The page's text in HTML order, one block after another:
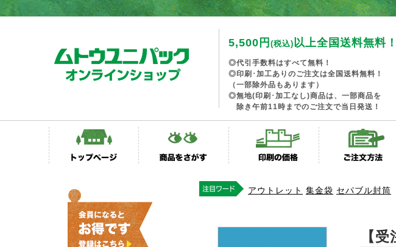
5,500円 (税込)以上全国送料無料！
◎代引手数料はすべて無料！
◎印刷･加工ありのご注文は全国送料無料！
（一部除外品もあります）
◎無地(印刷･加工なし)商品は、一部商品を
除き午前11時までのご注文で当日発送！
アウトレット 集金袋 セパブル封筒
【